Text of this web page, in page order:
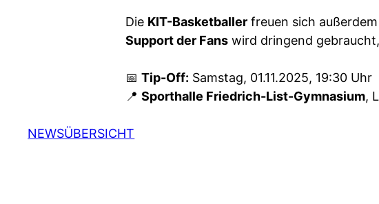
Die KIT-Basketballer freuen sich
Support der Fans wird dringend
📅 Tip-Off: Samstag, 01.11.2025, 19:30 Uhr
📍 Sporthalle Friedrich-List-Gymnasium,
NEWSÜBERSICHT